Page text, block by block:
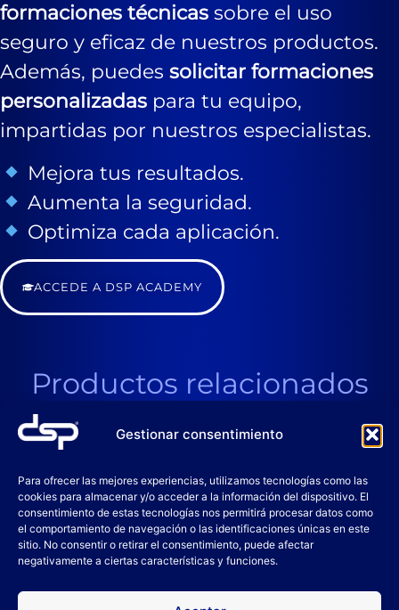
Gestionar consentimiento
Para ofrecer las mejores experiencias, utilizamos tecnologías como las
cookies para almacenar y/o acceder a la información del dispositivo. El
consentimiento de estas tecnologías nos permitirá procesar datos como
el comportamiento de navegación o las identificaciones únicas en este
sitio. No consentir o retirar el consentimiento, puede afectar
negativamente a ciertas características y funciones.
formaciones técnicas sobre el uso
seguro y eficaz de nuestros productos.
Además, puedes solicitar formaciones
personalizadas para tu equipo,
impartidas por nuestros especialistas.
Mejora tus resultados.
Aumenta la seguridad.
Optimiza cada aplicación.
ACCEDE A DSP ACADEMY
Productos relacionados